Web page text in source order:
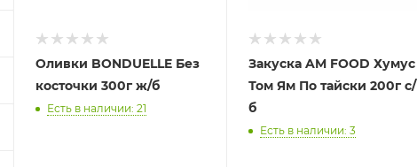
Оливки BONDUELLE Без
косточки 300г ж/б
Есть в наличии: 21
Закуска AM FOOD Хумус
Том Ям По тайски 200г с/
б
Есть в наличии: 3